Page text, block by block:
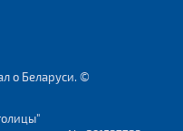
о Беларуси. ©